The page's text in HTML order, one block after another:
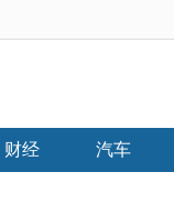
财经 汽车